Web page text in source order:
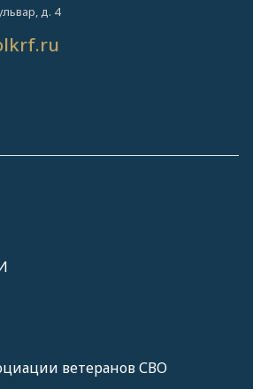
ветеранов СВО
д. 4